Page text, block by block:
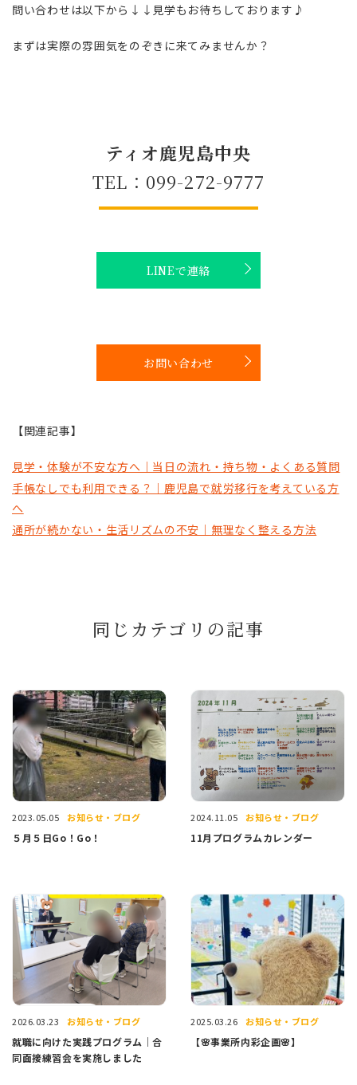
問い合わせは以下から↓↓見学もお待ちしております♪
まずは実際の雰囲気をのぞきに来てみませんか？
ティオ鹿児島中央
TEL：099-272-9777
LINEで連絡
お問い合わせ
【関連記事】
見学・体験が不安な方へ｜当日の流れ・持ち物・よくある質問
手帳なしでも利用できる？｜鹿児島で就労移行を考えている方
へ
通所が続かない・生活リズムの不安｜無理なく整える方法
同じカテゴリの記事
2023.05.05 お知らせ・ブログ
５月５日Go！Go！
2024.11.05 お知らせ・ブログ
11月プログラムカレンダー
2026.03.23 お知らせ・ブログ
就職に向けた実践プログラム｜合
同面接練習会を実施しました
2025.03.26 お知らせ・ブログ
【🌸事業所内彩企画🌸】